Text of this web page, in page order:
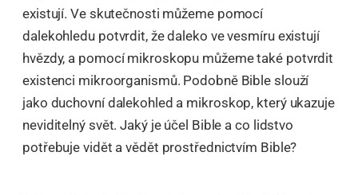
existují. Ve skutečnosti můžeme pomocí
dalekohledu potvrdit, že daleko ve vesmíru existují
hvězdy, a pomocí mikroskopu můžeme také potvrdit
existenci mikroorganismů. Podobně Bible slouží
jako duchovní dalekohled a mikroskop, který ukazuje
neviditelný svět. Jaký je účel Bible a co lidstvo
potřebuje vidět a vědět prostřednictvím Bible?